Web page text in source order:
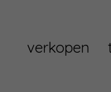
verkopen